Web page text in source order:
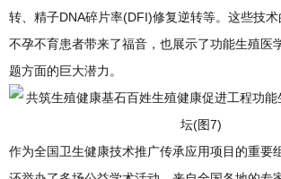
转、精子DNA碎片率(DFI)修复逆转等。这些技
不孕不育患者带来了福音，也展示了功能生殖医
题方面的巨大潜力。
作为全国卫生健康技术推广传承应用项目的重要